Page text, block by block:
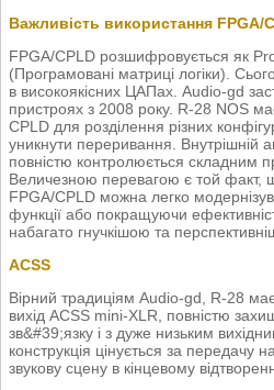
Важливість використання FPGA/
FPGA/CPLD розшифровується як
(Програмовані матриці логіки).
в високоякісних ЦАПах. Audio-gd
пристроях з 2008 року. R-28 NOS
CPLD для розділення різних
уникнути переривання. Внутрішній
повністю контролюється складним
Величезною перевагою є той факт,
FPGA/CPLD можна легко
функції або покращуючи
набагато гнучкішою та
ACSS
Вірний традиціям Audio-gd, R-28
вихід ACSS mini-XLR, повністю
зв&#39;язку і з дуже низьким
конструкція цінується за передачу
звукову сцену в кінцевому